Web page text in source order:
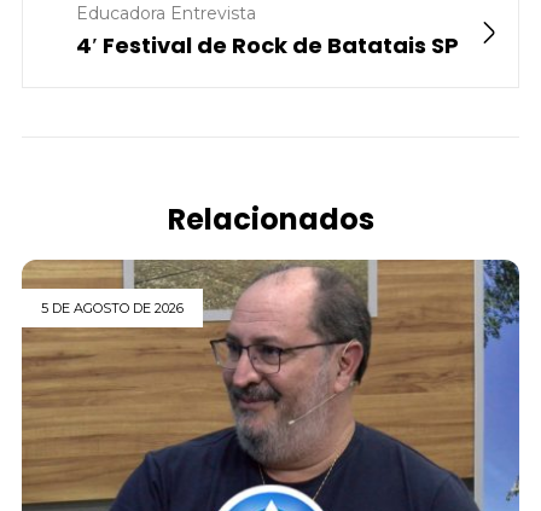
Educadora Entrevista
4′ Festival de Rock de Batatais SP
Relacionados
5 DE AGOSTO DE 2026